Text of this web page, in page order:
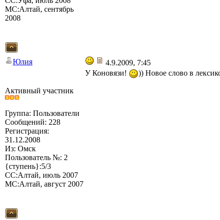
МС:Алтай, сентябрь
2008
Юлия 4.9.2009, 7:45
Активный участник
Группа: Пользователи
Сообщений: 228
Регистрация:
31.12.2008
Из: Омск
Пользователь №: 2
{ступень}:5/3
СС:Алтай, июль 2007
МС:Алтай, август 2007
У Коновязи! )) Новое слово в